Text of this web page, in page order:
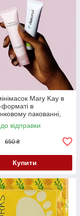
Mary Kay в
форматі в
пакованні,
34 г
відправки
650 ₴
Купити